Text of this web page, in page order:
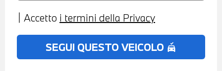
DRIVE SERVICES - TELESERVICES -
CHIAMATA DI EMERGENZA -
CLIMATIZZATORE AUTOMATICO BIZONA -
Accetto i termini della Privacy
SEGUI QUESTO VEICOLO no_crash